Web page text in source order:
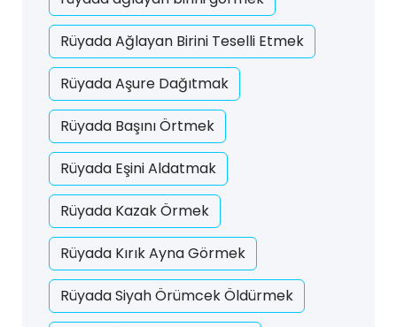
Rüyada Ağlayan Birini Teselli Etmek
Rüyada Aşure Dağıtmak
Rüyada Başını Örtmek
Rüyada Eşini Aldatmak
Rüyada Kazak Örmek
Rüyada Kırık Ayna Görmek
Rüyada Siyah Örümcek Öldürmek